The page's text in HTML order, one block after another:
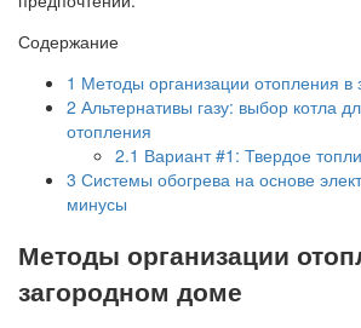
Содержание
1 Методы организации отопления
2 Альтернативы газу: выбор котла
отопления
2.1 Вариант #1: Твердое
3 Системы обогрева на основе
минусы
Методы организации
загородном доме